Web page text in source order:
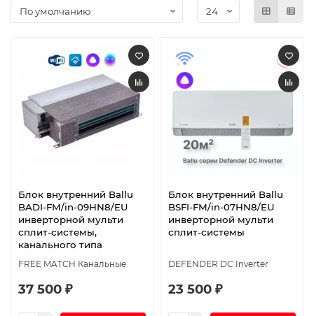
Блок внутренний Ballu
BADI-FM/in-09HN8/EU
инверторной мульти
сплит-системы,
канального типа
FREE MATCH Канальные
37 500 ₽
Блок внутренний Ballu
BSFI-FM/in-07HN8/EU
инверторной мульти
сплит-системы
DEFENDER DC Inverter
23 500 ₽